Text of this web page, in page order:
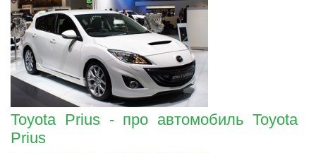
Toyota Prius - про автомобиль Toyota
Prius